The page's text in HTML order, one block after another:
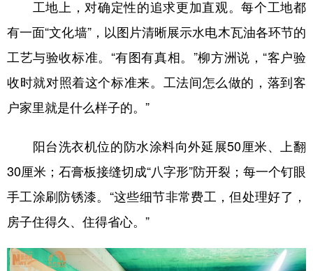
工地上，对确定性的追求更加直观。每个工地都
有一面“文化墙”，以图片清晰展示水电木瓦油各环节的
工艺与验收标准。“有图有真相。”柳方洲说，“客户验
收时就对照着这个标准来。工法间怎么做的，落到客
户家里就是什么样子的。”
阳台洗衣机位的防水涂料向外延展50厘米、上翻
30厘米；石膏板接缝切成“八字形”防开裂；每一个钉眼
手工涂刷防锈漆。“这些细节非常费工，但处理好了，
房子住得久、住得省心。”